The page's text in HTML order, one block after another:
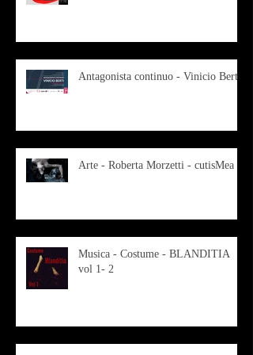
Antagonista continuo - Vinicio Berti
Arte - Roberta Morzetti - cutisMea
Musica - Costume - BLANDITIA
vol 1- 2